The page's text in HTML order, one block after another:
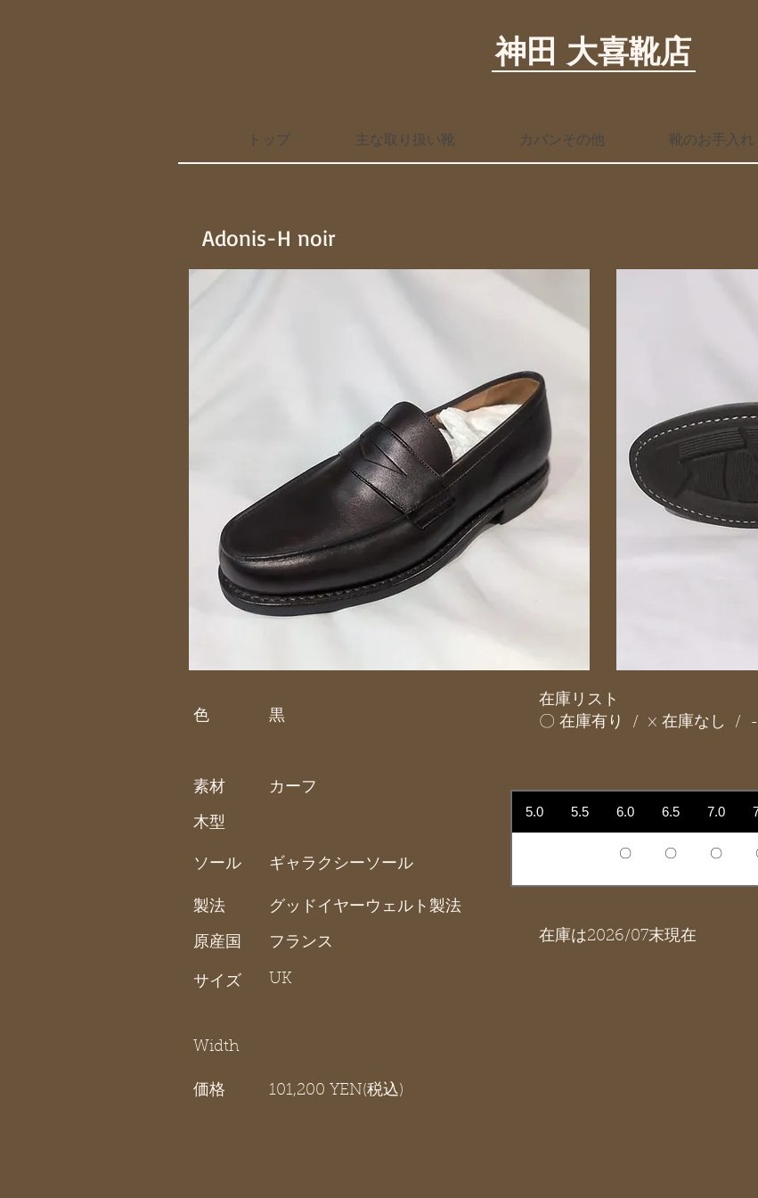
神田 大喜靴店
トップ 主な取り扱い靴 カバンその他 靴のお手入れ
Adonis-H noir
色 黒
在庫リスト
〇 在庫有り / × 在庫なし / -
素材
木型
ソール
製法
原産国
サイズ
カーフ
ギャラクシーソール
5.0 5.5 6.0 6.5 7.0
〇 〇 〇
グッドイヤーウェルト製法
フランス
UK
在庫は2026/07末現在
Width
価格 101,200 YEN(税込)